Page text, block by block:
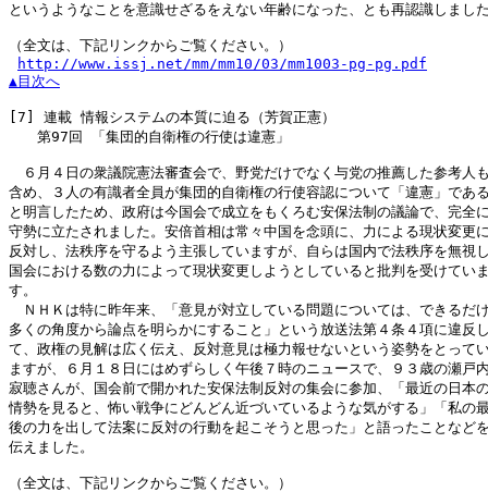
というようなことを意識せざるをえない年齢になった、とも再認識しまし
（全文は、下記リンクからご覧ください。）
http://www.issj.net/mm/mm10/03/mm1003-pg-pg.pdf
▲目次へ
[7]
連載 情報システムの本質に迫る（芳賀正憲）
第97回 「集団的自衛権の行使は違憲」
６月４日の衆議院憲法審査会で、野党だけでなく与党の推薦した参考人
含め、３人の有識者全員が集団的自衛権の行使容認について「違憲」であ
と明言したため、政府は今国会で成立をもくろむ安保法制の議論で、完全
守勢に立たされました。安倍首相は常々中国を念頭に、力による現状変更
反対し、法秩序を守るよう主張していますが、自らは国内で法秩序を無視
国会における数の力によって現状変更しようとしていると批判を受けてい
す。
ＮＨＫは特に昨年来、「意見が対立している問題については、できるだ
多くの角度から論点を明らかにすること」という放送法第４条４項に違反
て、政権の見解は広く伝え、反対意見は極力報せないという姿勢をとって
ますが、６月１８日にはめずらしく午後７時のニュースで、９３歳の瀬戸
寂聴さんが、国会前で開かれた安保法制反対の集会に参加、「最近の日本
情勢を見ると、怖い戦争にどんどん近づいているような気がする」「私の
後の力を出して法案に反対の行動を起こそうと思った」と語ったことなど
伝えました。
（全文は、下記リンクからご覧ください。）